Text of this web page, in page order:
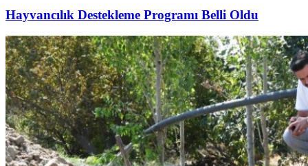
Hayvancılık Destekleme Programı Belli Oldu